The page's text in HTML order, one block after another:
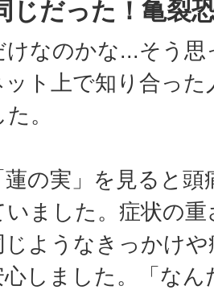
じだった！亀裂
けなのかな...そう
ト上で知り合っ
。
の実」を見ると
いました。症状の
じようなきっかけ
しました。「な